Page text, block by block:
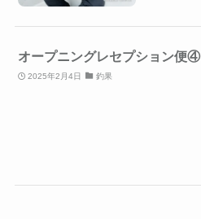
オープニングレセプション便④
2025年2月4日 釣果